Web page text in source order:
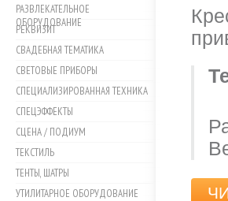
РАЗВЛЕКАТЕЛЬНОЕ
ОБОРУДОВАНИЕ
РЕКВИЗИТ
СВАДЕБНАЯ ТЕМАТИКА
СВЕТОВЫЕ ПРИБОРЫ
СПЕЦИАЛИЗИРОВАННАЯ ТЕХНИКА
СПЕЦЭФФЕКТЫ
СЦЕНА / ПОДИУМ
ТЕКСТИЛЬ
ТЕНТЫ, ШАТРЫ
УТИЛИТАРНОЕ ОБОРУДОВАНИЕ